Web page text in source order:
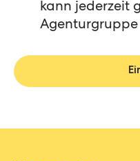
kann jederzeit